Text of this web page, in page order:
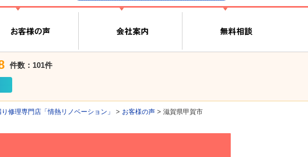
件数：101件
修理専門店「情熱リノベーション」 > お客様の声 > 滋賀県甲賀市